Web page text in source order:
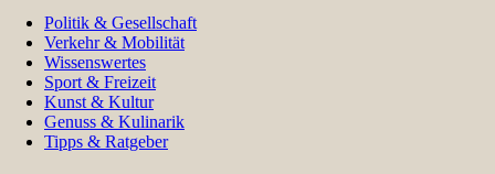
Politik & Gesellschaft
Verkehr & Mobilität
Wissenswertes
Sport & Freizeit
Kunst & Kultur
Genuss & Kulinarik
Tipps & Ratgeber